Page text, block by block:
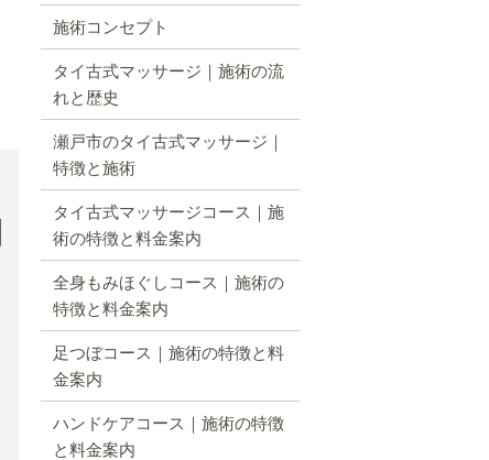
施術コンセプト
タイ古式マッサージ｜施術の流
れと歴史
瀬戸市のタイ古式マッサージ｜
特徴と施術
タイ古式マッサージコース｜施
術の特徴と料金案内
全身もみほぐしコース｜施術の
特徴と料金案内
足つぼコース｜施術の特徴と料
金案内
ハンドケアコース｜施術の特徴
と料金案内